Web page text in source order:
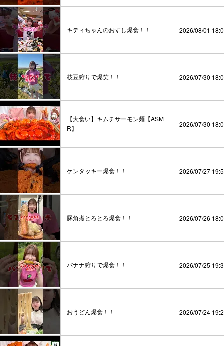
キティちゃんのおすし爆食！！ 2026/08/01
枝豆狩りで爆笑！！ 2026/07/30
【大食い】キムチサーモン麺【ASM
R】
2026/07/30
ケンタッキー爆食！！ 2026/07/27
豚角煮とろとろ爆食！！ 2026/07/26
バナナ狩りで爆食！！ 2026/07/25
おうどん爆食！！ 2026/07/24